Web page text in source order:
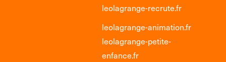
leolagrange-recrute.fr
leolagrange-animation.fr
leolagrange-petite-
enfance.fr